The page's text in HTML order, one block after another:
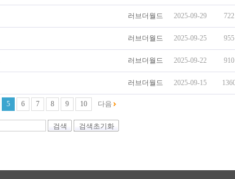
러브더월드 2025-09-29 722
러브더월드 2025-09-25 955
러브더월드 2025-09-22 910
러브더월드 2025-09-15
5 6 7 8 9 10 다음
검색 검색초기화